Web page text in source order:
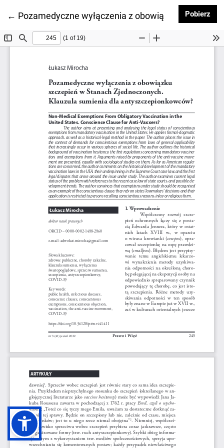
← Wróć do szczegółów artykułu
Pozamedyczne wyłączenia z obowiązku Pobierz